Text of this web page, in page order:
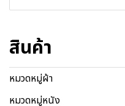
สินค้า
หมวดหมู่ผ้า
หมวดหมู่หนัง